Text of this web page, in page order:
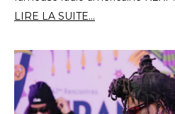
LIRE LA SUITE...